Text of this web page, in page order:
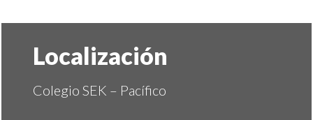
Localización
Colegio SEK – Pacífico